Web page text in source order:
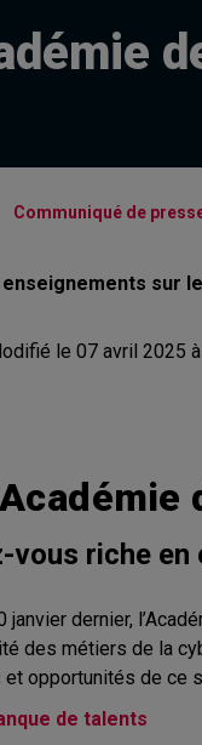
Communiqué de
sur
le 07 avril 2025
vous riche
janvier dernier,
des métiers de la
opportunités de ce
de talents